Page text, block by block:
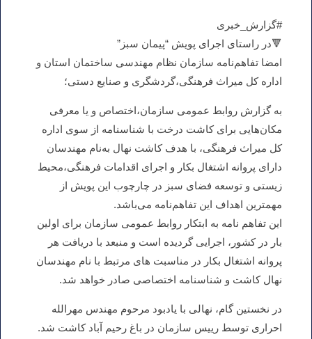
#گزارش_خبری
🔻در راستای اجرای پویش “پیمان سبز”
امضا تفاهم‌نامه سازمان نظام مهندسی ساختمان استان و
اداره کل میراث فرهنگی،گردشگری و صنایع دستی؛
به گزارش روابط عمومی سازمان،اختصاص و یا معرفی
مکان‌هایی برای کاشت درخت با شناسنامه از سوی اداره
کل میراث فرهنگی، با هدف کاشت نهال به‌نام مهندسان
دارای پروانه اشتغال بکار و اجرای اقدامات فرهنگی،محیط
زیستی و توسعه فضای سبز در چارچوب این پویش از
مهمترین اهداف این تفاهم‌نامه می‌باشد.
این تفاهم نامه به ابتکار روابط عمومی سازمان برای اولین
بار در کشور، اجرایی گردیده است و منبعد با دریافت هر
پروانه اشتغال بکار در مناسبت های مرتبط با نام مهندسان
نهال کاشت و شناسنامه اختصاصی صادر خواهد شد.
در نخستین گام، نهالی با یادبود مرحوم مهندس مهرالله
احراری توسط رییس سازمان در باغ رحیم آباد کاشت شد.